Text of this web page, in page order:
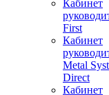
Кабинет
First
Кабинет
Metal
Direct
Кабинет